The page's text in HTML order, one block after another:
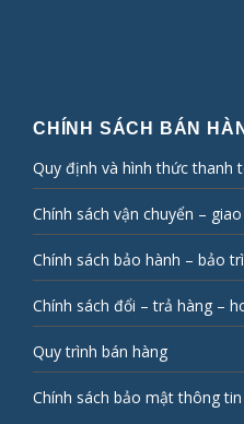
CHÍNH SÁCH BÁN
Quy định và hình thức thanh
Chính sách vận chuyển –
Chính sách bảo hành – bảo trì
Chính sách đổi – trả hàng –
Quy trình bán hàng
Chính sách bảo mật thông